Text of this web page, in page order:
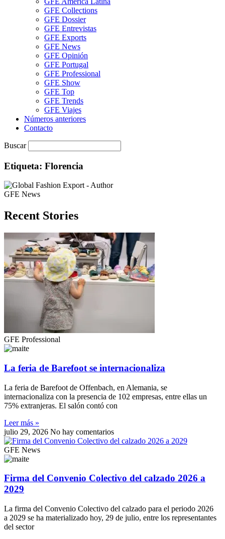
GFE Collections
GFE Dossier
GFE Entrevistas
GFE Exports
GFE News
GFE Opinión
GFE Portugal
GFE Professional
GFE Show
GFE Top
GFE Trends
GFE Viajes
Números anteriores
Contacto
Buscar
Etiqueta: Florencia
GFE News
Recent Stories
GFE Professional
La feria de Barefoot se internacionaliza
La feria de Barefoot de Offenbach, en Alemania, se
internacionaliza con la presencia de 102 empresas, entre ellas un
75% extranjeras. El salón contó con
Leer más »
julio 29, 2026 No hay comentarios
GFE News
Firma del Convenio Colectivo del calzado 2026 a
2029
La firma del Convenio Colectivo del calzado para el periodo 2026
a 2029 se ha materializado hoy, 29 de julio, entre los representantes
del sector